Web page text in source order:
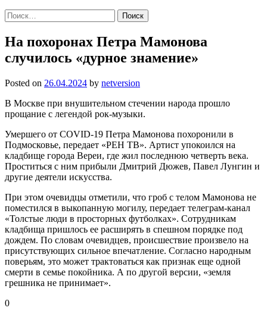
Найти:
На похоронах Петра Мамонова
случилось «дурное знамение»
Posted on 26.04.2024 by netversion
В Москве при внушительном стечении народа прошло
прощание с легендой рок-музыки.
Умершего от COVID-19 Петра Мамонова похоронили в
Подмосковье, передает «РЕН ТВ». Артист упокоился на
кладбище города Вереи, где жил последнюю четверть века.
Проститься с ним прибыли Дмитрий Дюжев, Павел Лунгин и
другие деятели искусства.
При этом очевидцы отметили, что гроб с телом Мамонова не
поместился в выкопанную могилу, передает телеграм-канал
«Толстые люди в просторных футболках». Сотрудникам
кладбища пришлось ее расширять в спешном порядке под
дождем. По словам очевидцев, происшествие произвело на
присутствующих сильное впечатление. Согласно народным
поверьям, это может трактоваться как признак еще одной
смерти в семье покойника. А по другой версии, «земля
грешника не принимает».
0